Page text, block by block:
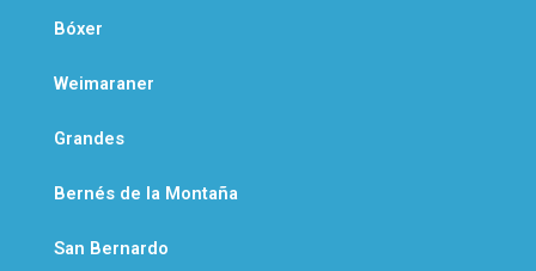
Bóxer
Weimaraner
Grandes
Bernés de la Montaña
San Bernardo